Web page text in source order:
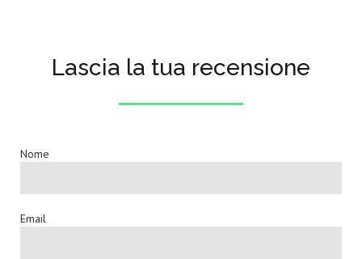
Lascia la tua recensione
Nome
Email